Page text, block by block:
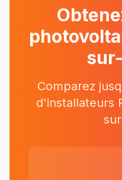
Comparez
d'installateurs